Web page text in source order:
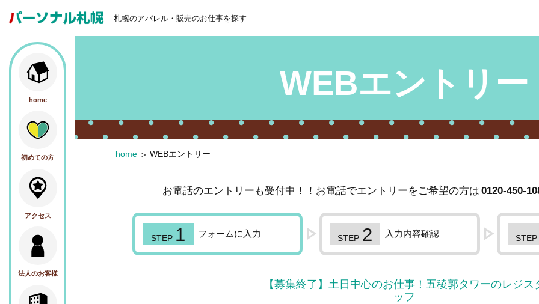
WEBエントリー
札幌のアパレル・販売のお仕事を探す
home
初めての方
アクセス
法人のお客様
home WEBエントリー
お電話のエントリーも受付中！！お電話でエントリーをご希望の方は 0120-450-
フォームに入力 入力内容確認
【募集終了】土日中心のお仕事！五稜郭タワーのレジス
ッフ